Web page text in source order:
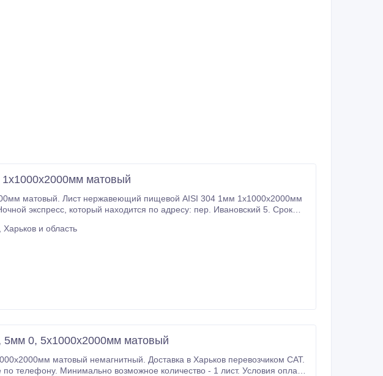
матовый
матовый. Лист нержавеющий пищевой AISI 304 1мм 1х1000х2000мм
Харьков и область
0, 5х1000х2000мм матовый
Доставка в Харьков перевозчиком САТ.